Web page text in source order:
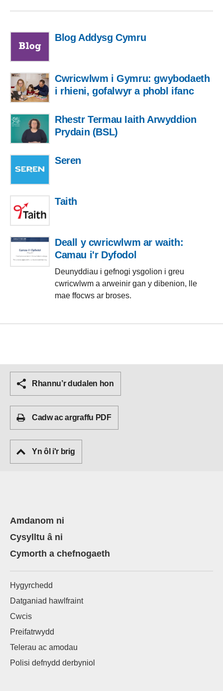
Blog Addysg Cymru
Cwricwlwm i Gymru: gwybodaeth
i rhieni, gofalwyr a phobl ifanc
Rhestr Termau Iaith Arwyddion
Prydain (BSL)
Seren
Taith
Deall y cwricwlwm ar waith:
Camau i'r Dyfodol
Deunyddiau i gefnogi ysgolion i greu
cwricwlwm a arweinir gan y dibenion, lle
mae ffocws ar broses.
Rhannu’r dudalen hon
Cadw ac argraffu PDF
Yn ôl i'r brig
Amdanom ni
Cysylltu â ni
Cymorth a chefnogaeth
Hygyrchedd
Datganiad hawlfraint
Cwcis
Preifatrwydd
Telerau ac amodau
Polisi defnydd derbyniol